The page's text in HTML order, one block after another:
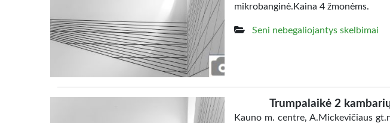
mikrobanginė.Kaina 4 žmonėms.
Seni nebegaliojantys skelbimai
Trumpalaikė 2
Kauno m. centre, A.Mickevičiaus